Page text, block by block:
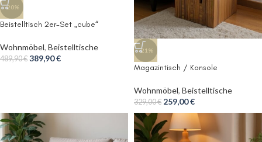
-20%
Beistelltisch 2er-Set „cube“
Wohnmöbel, Beistelltische
489,90€ 389,90€
-21%
Magazintisch / Konsole
Wohnmöbel, Beistelltische
329,00€ 259,00€